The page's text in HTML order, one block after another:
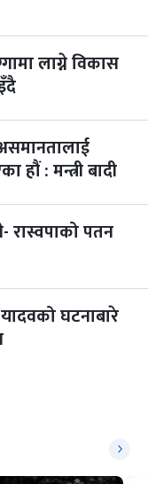
लाग्ने विकास
हौं : मन्त्री बादी
रास्वपाको पतन
घटनाबारे